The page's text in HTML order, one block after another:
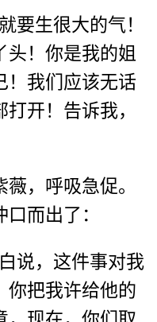
要生很大的气！
头！你是我的姐
！我们应该无话
开！告诉我，
，呼吸急促。
而出了：
说，这件事对我
把我许给他的